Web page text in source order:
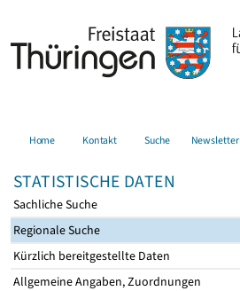
Home Kontakt Suche Newsletter
STATISTISCHE DATEN
Sachliche Suche
Regionale Suche
Kürzlich bereitgestellte Daten
Allgemeine Angaben, Zuordnungen